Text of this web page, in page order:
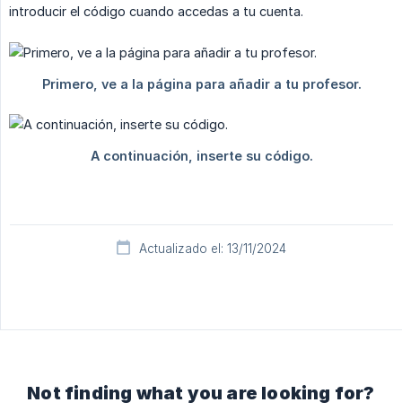
introducir el código cuando accedas a tu cuenta.
Actualizado el: 13/11/2024
Not finding what you are looking for?